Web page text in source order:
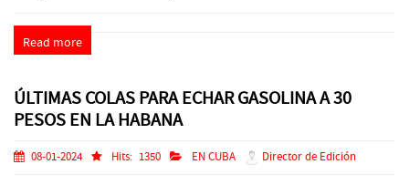
Read more
ÚLTIMAS COLAS PARA ECHAR GASOLINA A 30
PESOS EN LA HABANA
08-01-2024 Hits: 1350 EN CUBA Director de Edición